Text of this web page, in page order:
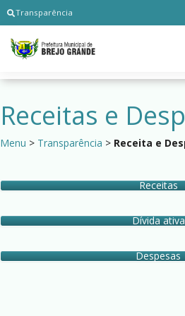
Transparência
Receitas e
Menu > Transparência > Receita e
Receitas
Dívida ativa
Despesas